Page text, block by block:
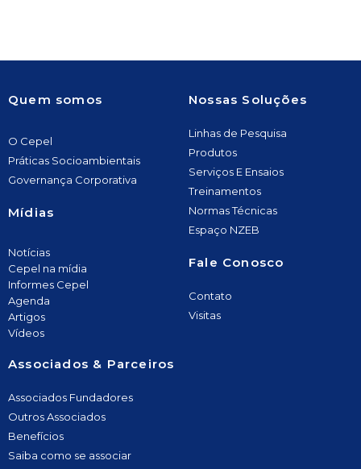
Quem somos
O Cepel
Práticas Socioambientais
Governança Corporativa
Mídias
Notícias
Cepel na mídia
Informes Cepel
Agenda
Artigos
Vídeos
Nossas Soluções
Linhas de Pesquisa
Produtos
Serviços E Ensaios
Treinamentos
Normas Técnicas
Espaço NZEB
Fale Conosco
Contato
Visitas
Associados & Parceiros
Associados Fundadores
Outros Associados
Benefícios
Saiba como se associar